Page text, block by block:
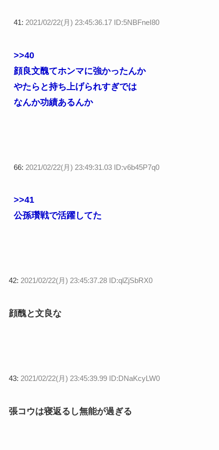
41: 2021/02/22(月) 23:45:36.17 ID:5NBFneI80
>>40
顔良文醜てホンマに強かったんか
やたらと持ち上げられすぎでは
なんか功績あるんか
66: 2021/02/22(月) 23:49:31.03 ID:v6b45P7q0
>>41
公孫瓚戦で活躍してた
42: 2021/02/22(月) 23:45:37.28 ID:qlZjSbRX0
顔醜と文良な
43: 2021/02/22(月) 23:45:39.99 ID:DNaKcyLW0
張コウは寝返るし無能が過ぎる